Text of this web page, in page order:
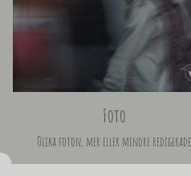
Foto
Olika foton, mer eller mindre redigerade.